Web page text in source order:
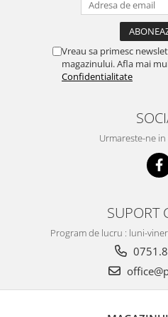
BP4K / Redmi Note 12 Pro 5G /
x5 Pro 5G / Poco F5 5G
Acumulatori Pentru OPPO
ACUMULATORI OPPO
Acumulatori pentru Huawei
ACUMULATORI HUAWEI SERVICE
ACUMULATORI IPHONE SERVICE
Acumulatori Pentru Nokia
ACUMULATORI NOKIA
Acumulatori Pentru Samsung
ACUMULATORI SAMSUNG
Vreau sa primesc
magazinului. Afla mai
Confidentialitate
Urmareste-ne
SUPORT
Program de lucru : luni-